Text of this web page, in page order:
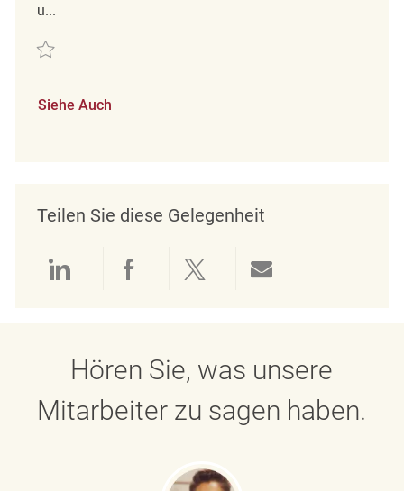
u...
Retten Minijobber im Verkauf (m/w/d) REQ130388
Siehe Auch
Teilen Sie diese Gelegenheit
Über LinkedIn teilen
Über Facebook teilen
Über Twitter teilen
Hören Sie, was unsere
Mitarbeiter zu sagen haben.